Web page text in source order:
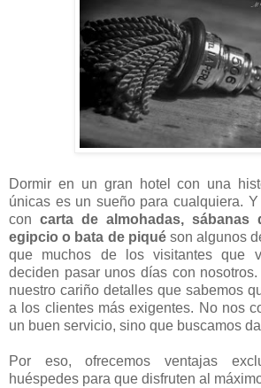
Dormir en un gran hotel con una
únicas es un sueño para cualquiera.
con carta de almohadas,
egipcio o bata de piqué son algunos
que muchos de los visitantes que
deciden pasar unos días con
nuestro cariño detalles que sabemos
a los clientes más exigentes. No nos
un buen servicio, sino que buscamos
Por eso, ofrecemos ventajas
huéspedes para que disfruten al